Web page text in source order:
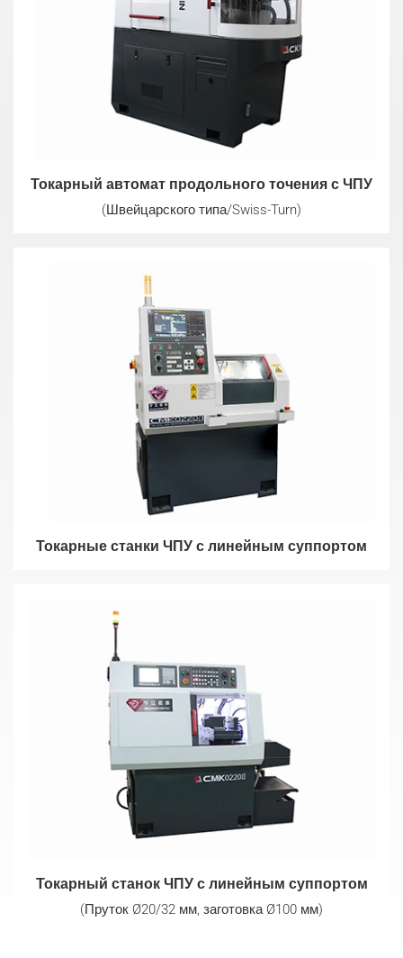
Токарный автомат продольного точения с ЧПУ
(Швейцарского типа/Swiss-Turn)
Токарные станки ЧПУ с линейным суппортом
Токарный станок ЧПУ с линейным суппортом
(Пруток Ø20/32 мм, заготовка Ø100 мм)